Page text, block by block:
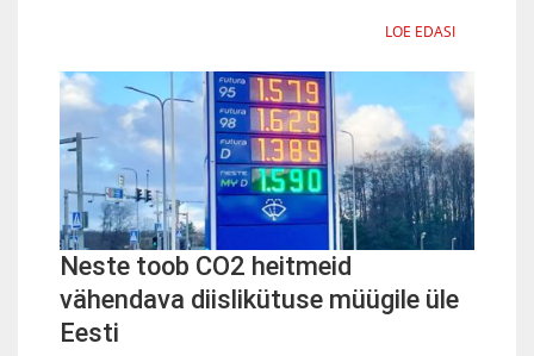
LOE EDASI
Neste toob CO2 heitmeid
vähendava diislikütuse müügile üle
Eesti